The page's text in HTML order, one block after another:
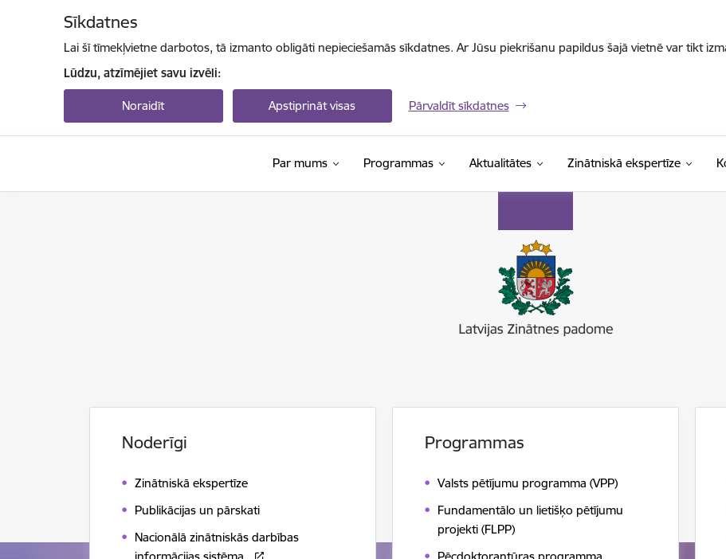
Sīkdatnes
Lai šī tīmekļvietne darbotos, tā izmanto obligāti nepieciešamās sīkdatnes. Ar Jūsu piekrišanu papildus šajā vietnē var tikt
Lūdzu, atzīmējiet savu izvēli:
Noraidīt Apstiprināt visas Pārvaldīt sīkdatnes
Par mums Programmas Aktualitātes Zinātniskā ekspertīze
Noderīgi
Zinātniskā ekspertīze
Publikācijas un pārskati
Nacionālā zinātniskās darbības
Programmas
Valsts pētījumu programma (VPP)
Fundamentālo un lietišķo pētījumu
projekti (FLPP)